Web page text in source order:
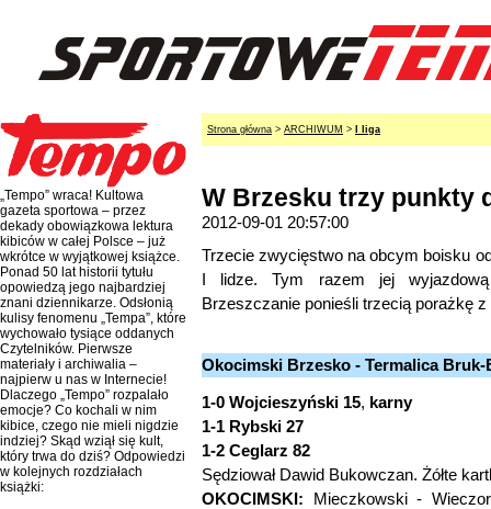
„Tempo” wraca! Kultowa
gazeta sportowa – przez
dekady obowiązkowa lektura
kibiców w całej Polsce – już
wkrótce w wyjątkowej książce.
Ponad 50 lat historii tytułu
opowiedzą jego najbardziej
znani dziennikarze. Odsłonią
kulisy fenomenu „Tempa”, które
wychowało tysiące oddanych
Czytelników. Pierwsze
materiały i archiwalia –
najpierw u nas w Internecie!
Dlaczego „Tempo” rozpalało
emocje? Co kochali w nim
kibice, czego nie mieli nigdzie
indziej? Skąd wziął się kult,
który trwa do dziś? Odpowiedzi
w kolejnych rozdziałach
książki:
Strona główna > ARCHIWUM > I liga
W Brzesku trzy punkty
2012-09-01 20:57:00
Trzecie zwycięstwo na obcym boisku
I lidze. Tym razem jej
Brzeszczanie ponieśli trzecią porażkę z
Okocimski Brzesko - Termalica Bruk-
1-0 Wojcieszyński 15, karny
1-1 Rybski 27
1-2 Ceglarz 82
Sędziował Dawid Bukowczan. Żółte
OKOCIMSKI: Mieczkowski -